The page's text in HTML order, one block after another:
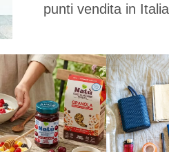
punti vendita in